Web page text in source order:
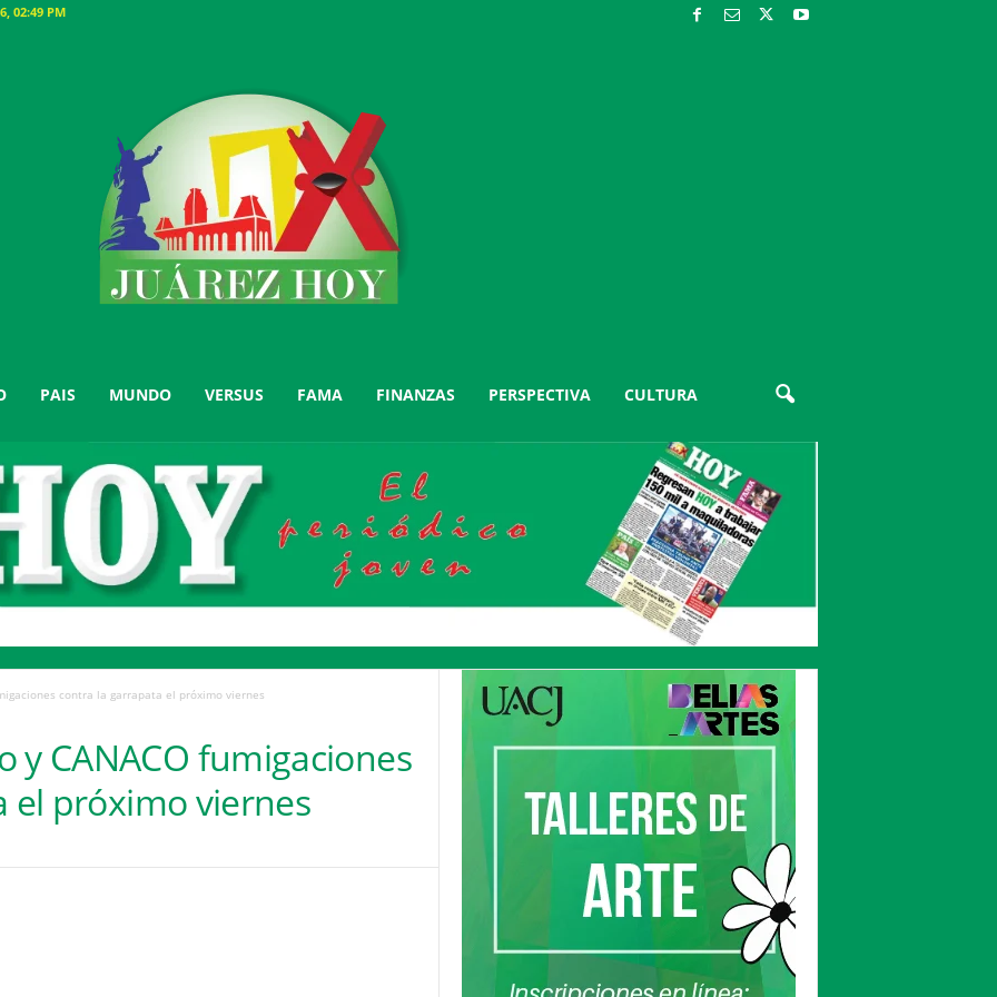
02:49 PM
PAIS MUNDO VERSUS FAMA FINANZAS PERSPECTIVA CULTURA
contra la garrapata el próximo viernes
y CANACO fumigaciones
el próximo viernes